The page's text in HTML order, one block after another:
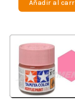
Añadir al